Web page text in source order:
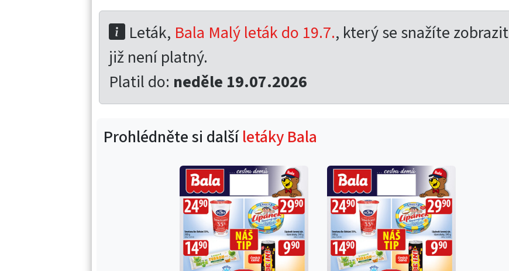
Leták, Bala Malý leták do 19.7., který se snažíte zobrazit
již není platný.
Platil do: neděle 19.07.2026
Prohlédněte si dalšíletáky Bala